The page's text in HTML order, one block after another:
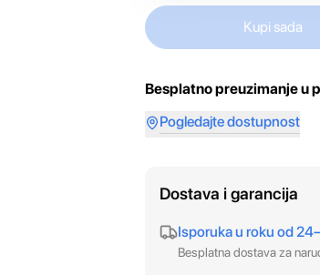
Kupi sada
Besplatno preuzimanje u
Pogledajte dostupnost
Dostava i garancija
Isporuka u roku od
Besplatna dostava za